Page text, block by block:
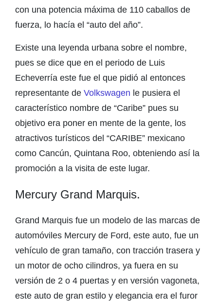
con una potencia máxima de 110 caballos de
fuerza, lo hacía el “auto del año”.
Existe una leyenda urbana sobre el nombre,
pues se dice que en el periodo de Luis
Echeverría este fue el que pidió al entonces
representante de Volkswagen le pusiera el
característico nombre de “Caribe” pues su
objetivo era poner en mente de la gente, los
atractivos turísticos del “CARIBE” mexicano
como Cancún, Quintana Roo, obteniendo así la
promoción a la visita de este lugar.
Mercury Grand Marquis.
Grand Marquis fue un modelo de las marcas de
automóviles Mercury de Ford, este auto, fue un
vehículo de gran tamaño, con tracción trasera y
un motor de ocho cilindros, ya fuera en su
versión de 2 o 4 puertas y en versión vagoneta,
este auto de gran estilo y elegancia era el furor